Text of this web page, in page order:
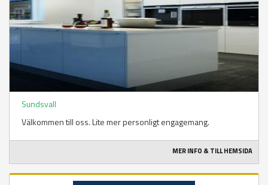
Sundsvall
Välkommen till oss. Lite mer personligt engagemang.
MER INFO & TILL HEMSIDA